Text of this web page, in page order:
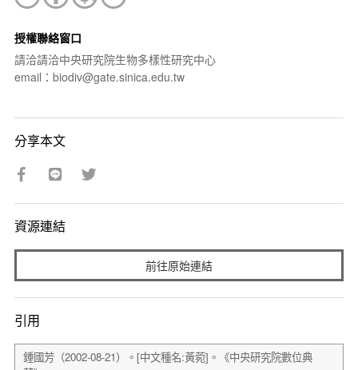
授權聯絡窗口
請洽請洽中央研究院生物多樣性研究中心
email：biodiv@gate.sinica.edu.tw
分享本文
資源連結
前往原始連結
引用